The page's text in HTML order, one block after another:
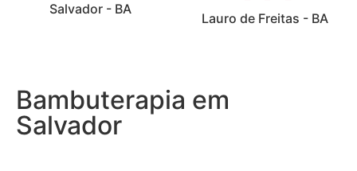
Salvador - BA
Lauro de Freitas - BA
Bambuterapia em
Salvador